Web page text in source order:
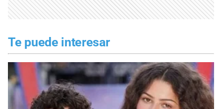
Te puede interesar